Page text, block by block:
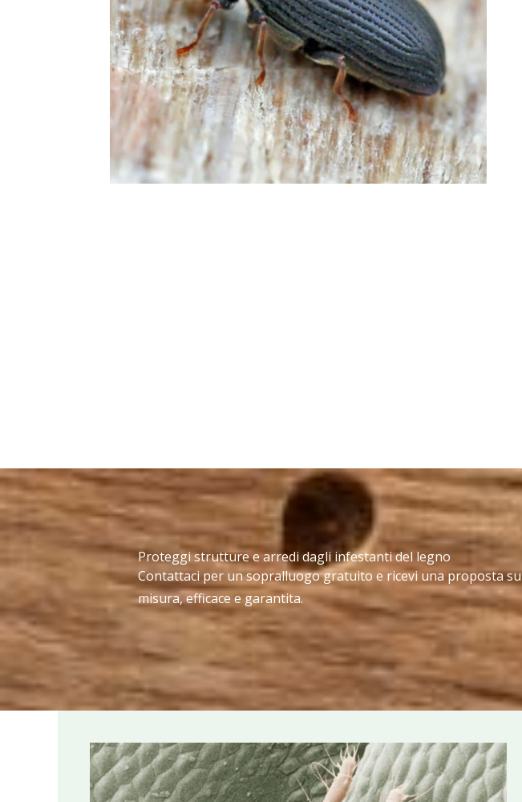
Proteggi strutture e arredi dagli infestanti del legno
Contattaci per un sopralluogo gratuito e ricevi una proposta su
misura, efficace e garantita.